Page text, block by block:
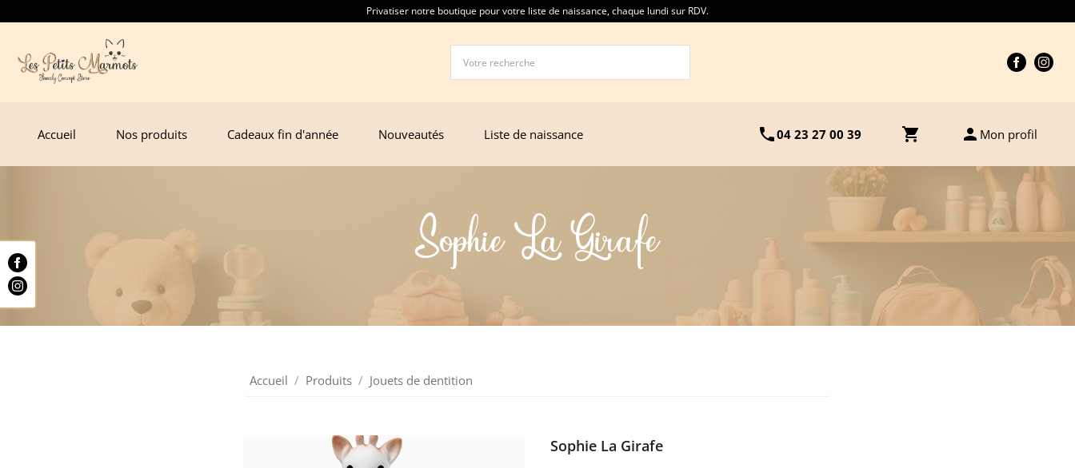
Privatiser notre boutique pour votre liste de naissance, chaque lundi sur RDV.
Accueil Nos produits Cadeaux fin d'année Nouveautés Liste de naissance phone04 23 27 00 39 shopping_cart person Mon profil
Sophie La Girafe
Accueil Produits Jouets de dentition
Sophie La Girafe